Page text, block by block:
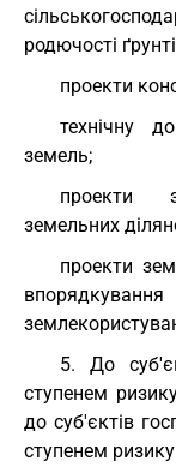
родючості
проекти
технічну
земель;
проекти
земельних
проекти
5. До
ступенем
до суб'єктів
ступенем